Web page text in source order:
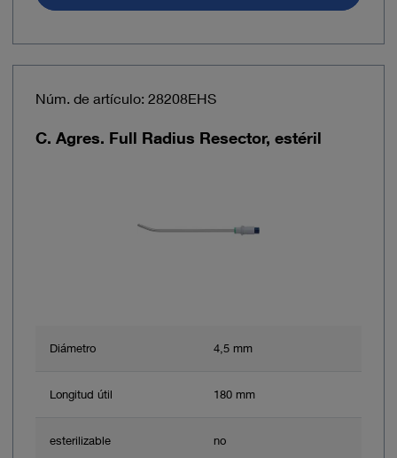
Núm. de artículo: 28208EHS
C. Agres. Full Radius Resector, estéril
Diámetro 4,5 mm
Longitud útil 180 mm
esterilizable no